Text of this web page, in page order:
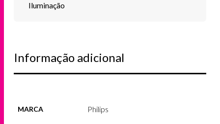
Iluminação
Informação adicional
MARCA Philips